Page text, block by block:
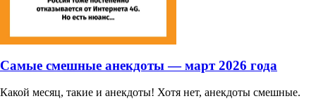
Самые смешные анекдоты — март 2026 года
Какой месяц, такие и анекдоты! Хотя нет, анекдоты смешные.